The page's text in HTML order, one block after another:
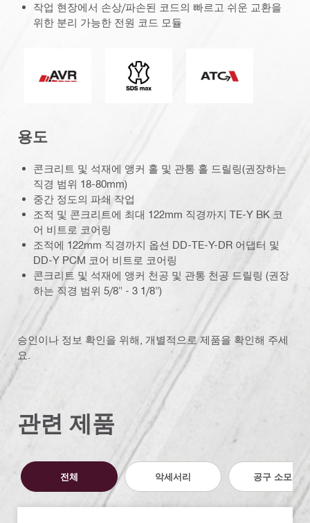
작업 현장에서 손상/파손된 코드의 빠르고 쉬운 교환을
위한 분리 가능한 전원 코드 모듈
커넥션 엔드
용도
콘크리트 및 석재에 앵커 홀 및 관통 홀 드릴링(권장하는
직경 범위 18-80mm)
중간 정도의 파쇄 작업
조적 및 콘크리트에 최대 122mm 직경까지 TE-Y BK 코
어 비트로 코어링
조적에 122mm 직경까지 옵션 DD-TE-Y-DR 어댑터 및
DD-Y PCM 코어 비트로 코어링
콘크리트 및 석재에 앵커 천공 및 관통 천공 드릴링 (권장
하는 직경 범위 5/8" - 3 1/8")
승인이나 정보 확인을 위해, 개별적으로 제품을 확인해 주세
요.
관련 제품
전체 악세서리 공구 소모품